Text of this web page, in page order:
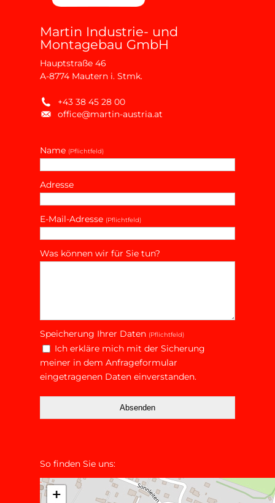
Martin Industrie- und
Montagebau GmbH
Hauptstraße 46
A-8774 Mautern i. Stmk.
+43 38 45 28 00
office@martin-austria.at
Name (Pflichtfeld)
Adresse
E-Mail-Adresse (Pflichtfeld)
Was können wir für Sie tun?
Speicherung Ihrer Daten (Pflichtfeld)
Ich erkläre mich mit der Sicherung
meiner in dem Anfrageformular
eingetragenen Daten einverstanden.
Absenden
So finden Sie uns: